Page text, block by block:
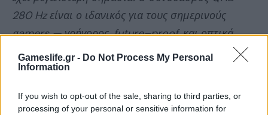
Gameslife.gr - Do Not Process My Personal
Information
If you wish to opt-out of the sale, sharing to third parties, or
processing of your personal or sensitive information for
280 Hzείναι ο ιδανικός για τους σημερινούς
gamers— γρήγορος,future–proof, και οπτικά
εξαιρετικός. Είναι μια συναρπαστική εναλλακτική
λύσηQD–OLED
το φαινόμενοpixel burn–in, προσφέροντας στους